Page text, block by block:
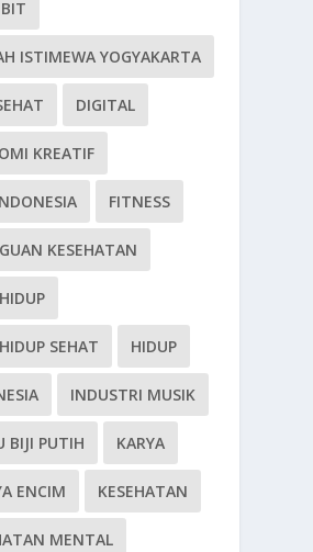
ISTIMEWA YOGYAKARTA
DIGITAL
KREATIF
FITNESS
KESEHATAN
SEHAT HIDUP
INDUSTRI MUSIK
BIJI PUTIH KARYA
ENCIM KESEHATAN
MENTAL